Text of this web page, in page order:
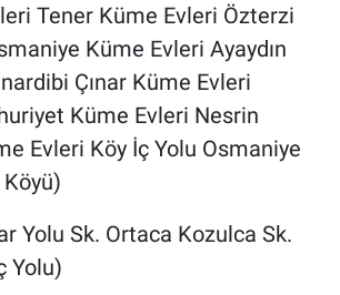
Tener Küme Evleri Özterzi
Küme Evleri Ayaydın
Çınar Küme Evleri
Küme Evleri Nesrin
Evleri Köy İç Yolu Osmaniye
Köyü)
Yolu Sk. Ortaca Kozulca Sk.
Yolu)